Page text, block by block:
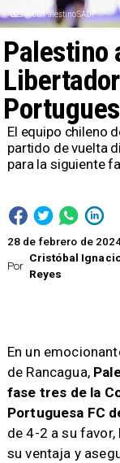
@CDPalestinoSADP
Por
Cristóbal
Reyes
Palestino
28 de febrero de
​El equipo chileno
partido de vuelta
para la siguiente
​En un
de Rancagua,
fase tres de la
Portuguesa FC
de 4-2 a su
su ventaja y